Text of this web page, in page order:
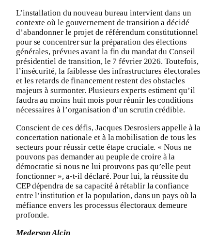
L’installation du nouveau bureau intervient dans un
contexte où le gouvernement de transition a décidé
d’abandonner le projet de référendum constitutionnel
pour se concentrer sur la préparation des élections
générales, prévues avant la fin du mandat du Conseil
présidentiel de transition, le 7 février 2026. Toutefois,
l’insécurité, la faiblesse des infrastructures électorales
et les retards de financement restent des obstacles
majeurs à surmonter. Plusieurs experts estiment qu’il
faudra au moins huit mois pour réunir les conditions
nécessaires à l’organisation d’un scrutin crédible.
Conscient de ces défis, Jacques Desrosiers appelle à la
concertation nationale et à la mobilisation de tous les
secteurs pour réussir cette étape cruciale. « Nous ne
pouvons pas demander au peuple de croire à la
démocratie si nous ne lui prouvons pas qu’elle peut
fonctionner », a-t-il déclaré. Pour lui, la réussite du
CEP dépendra de sa capacité à rétablir la confiance
entre l’institution et la population, dans un pays où la
méfiance envers les processus électoraux demeure
profonde.
Mederson Alcin